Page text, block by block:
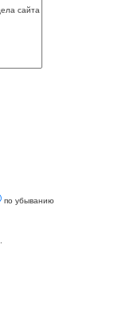
по убыванию